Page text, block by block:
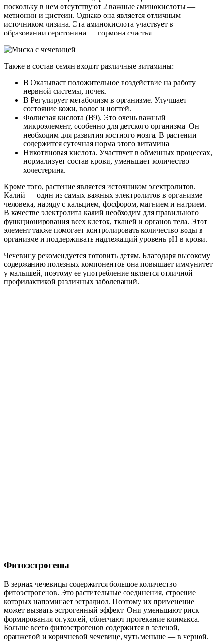
поскольку в нем отсутствуют 2 важные аминокислоты —
метионин и цистеин. Однако она является отличным
источником лизина. Эта аминокислота участвует в
образовании серотонина — гормона счастья.
Также в состав семян входят различные витамины:
B Оказывает положительное воздействие на работу
нервной системы, почек.
B Регулирует метаболизм в организме. Улучшает
состояние кожи, волос и ногтей.
Фолиевая кислота (B9). Это очень важный
микроэлемент, особенно для детского организма. Он
необходим для развития костного мозга. В растении
содержится суточная норма этого витамина.
Никотиновая кислота. Участвует в обменных процессах,
нормализует состав крови, уменьшает количество
холестерина.
Кроме того, растение является источником электролитов.
Калий — один из самых важных электролитов в организме
человека, наряду с кальцием, фосфором, магнием и натрием.
В качестве электролита калий необходим для правильного
функционирования всех клеток, тканей и органов тела. Этот
элемент также помогает контролировать количество воды в
организме и поддерживать надлежащий уровень pH в крови.
Чечевицу рекомендуется готовить детям. Благодаря высокому
содержанию полезных компонентов она повышает иммунитет
у малышей, поэтому ее употребление является отличной
профилактикой различных заболеваний.
Фитоэстрогены
В зернах чечевицы содержится большое количество
фитоэстрогенов. Это растительные соединения, строение
которых напоминает эстрадиол. Поэтому их применение
может вызвать эстрогенный эффект. Они уменьшают риск
формирования опухолей, облегчают протекание климакса.
Больше всего фитоэстрогенов содержится в зеленой,
оранжевой и коричневой чечевице, чуть меньше — в черной.